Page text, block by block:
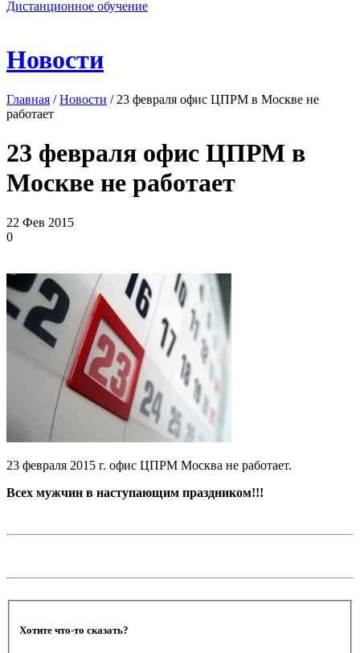
Дистанционное обучение
Новости
Главная /Новости / 23 февраля офис ЦПРМ в Москве не
работает
23 февраля офис ЦПРМ в
Москве не работает
22 Фев 2015
0
23 февраля 2015 г. офис ЦПРМ Москва не работает.
Всех мужчин в наступающим праздником!!!
Хотите что-то сказать?